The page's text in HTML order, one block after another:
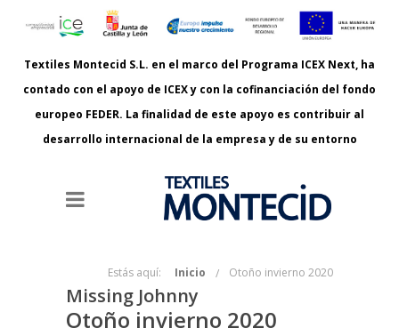
Textiles Montecid S.L. en el marco del Programa ICEX Next, ha
contado con el apoyo de ICEX y con la cofinanciación del fondo
europeo FEDER. La finalidad de este apoyo es contribuir al
desarrollo internacional de la empresa y de su entorno
Estás aquí: Inicio Otoño invierno 2020
Missing Johnny
Otoño invierno 2020